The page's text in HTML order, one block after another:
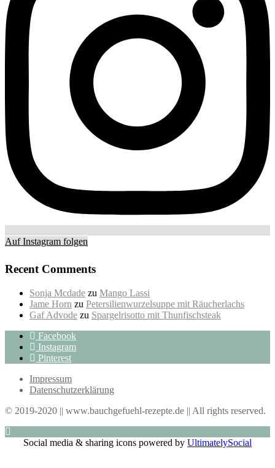
Auf Instagram folgen
Recent Comments
Sonja Mcdade zu Mango Lassi
Jame Horn zu Petersilienwurzelsuppe mit Räucherlachs
Gaf Advode zu Spargelrisotto mit Thunfischsteak
Facebook
Instagram
Pinterest
Impressum
Datenschutzerklärung
© 2019-2020 || www.bauchgefuehl-rezepte.de || All rights reserved.
Social media & sharing icons powered by UltimatelySocial